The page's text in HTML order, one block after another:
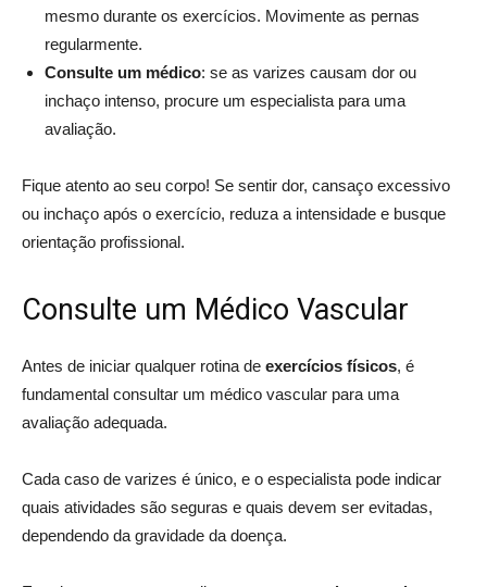
mesmo durante os exercícios. Movimente as pernas
regularmente.
Consulte um médico: se as varizes causam dor ou
inchaço intenso, procure um especialista para uma
avaliação.
Fique atento ao seu corpo! Se sentir dor, cansaço excessivo
ou inchaço após o exercício, reduza a intensidade e busque
orientação profissional.
Consulte um Médico Vascular
Antes de iniciar qualquer rotina de exercícios físicos, é
fundamental consultar um médico vascular para uma
avaliação adequada.
Cada caso de varizes é único, e o especialista pode indicar
quais atividades são seguras e quais devem ser evitadas,
dependendo da gravidade da doença.